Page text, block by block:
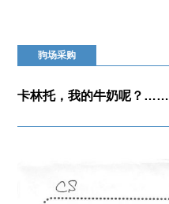
驹场采购
卡林托，我的牛奶呢？……